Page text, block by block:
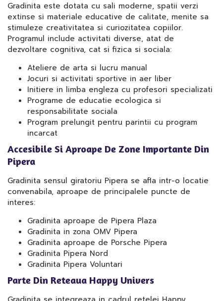
Gradinita este dotata cu sali moderne, spatii verzi
extinse si materiale educative de calitate, menite sa
stimuleze creativitatea si curiozitatea copiilor.
Programul include activitati diverse, atat de
dezvoltare cognitiva, cat si fizica si sociala:
Ateliere de arta si lucru manual
Jocuri si activitati sportive in aer liber
Initiere in limba engleza cu profesori specializati
Programe de educatie ecologica si
responsabilitate sociala
Program prelungit pentru parintii cu program
incarcat
Accesibile Si Aproape De Zone Importante Din
Pipera
Gradinita sensul giratoriu Pipera se afla intr-o locatie
convenabila, aproape de principalele puncte de
interes:
Gradinita aproape de Pipera Plaza
Gradinita in zona OMV Pipera
Gradinita aproape de Porsche Pipera
Gradinita Pipera Nord
Gradinita Pipera Voluntari
Parte Din Reteaua Happy Univers